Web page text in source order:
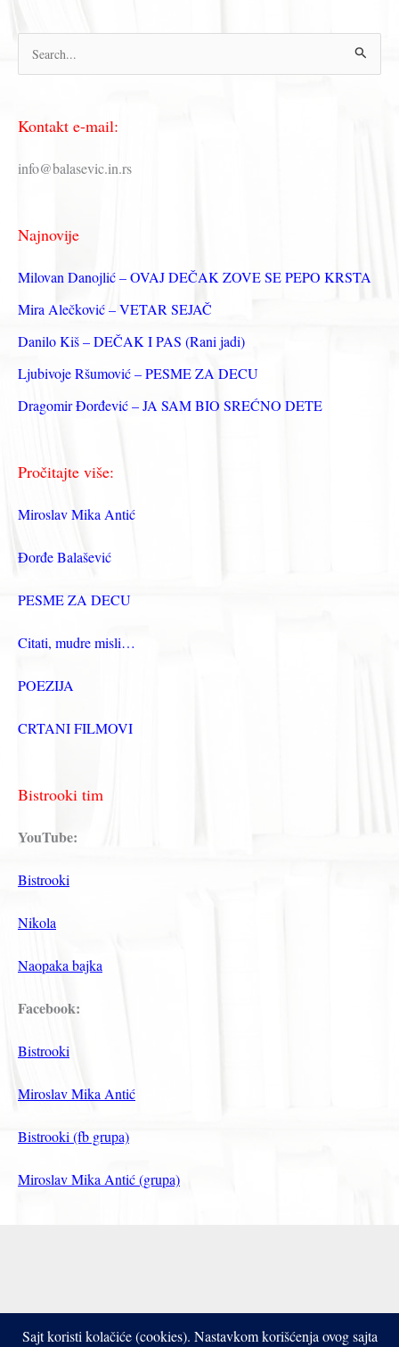
р
т
р
а
з
а
Kontakt e-mail:
info@balasevic.in.rs
Najnovije
Milovan Danojlić – OVAJ DEČAK ZOVE SE PEPO KRSTA
Mira Alečković – VETAR SEJAČ
Danilo Kiš – DEČAK I PAS (Rani jadi)
Ljubivoje Ršumović – PESME ZA DECU
Dragomir Đorđević – JA SAM BIO SREĆNO DETE
Pročitajte više:
Miroslav Mika Antić
Đorđe Balašević
PESME ZA DECU
Citati, mudre misli…
POEZIJA
CRTANI FILMOVI
Bistrooki tim
YouTube:
Bistrooki
Nikola
Naopaka bajka
Facebook:
Bistrooki
Miroslav Mika Antić
Bistrooki (fb grupa)
Miroslav Mika Antić (grupa)
Copyright © 2017- 2026 Bistrooki
Sajt koristi kolačiće (cookies). Nastavkom korišćenja ovog sajta